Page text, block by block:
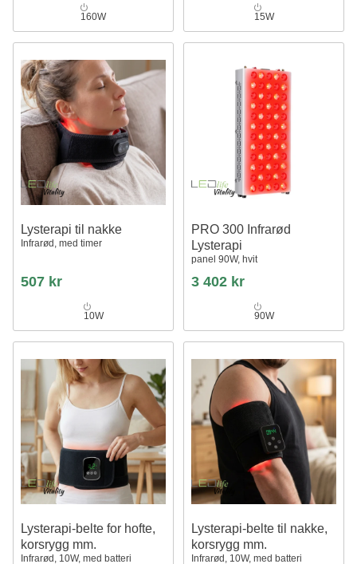
160W 15W
Lysterapi til nakke
Infrarød, med timer
507 kr
10W
PRO 300 Infrarød
Lysterapi
panel 90W, hvit
3 402 kr
90W
Lysterapi-belte for hofte,
korsrygg mm.
Infrarød, 10W, med batteri
Lysterapi-belte til nakke,
korsrygg mm.
Infrarød, 10W, med batteri